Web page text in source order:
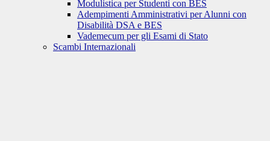
Modulistica per Studenti con BES
Adempimenti Amministrativi per Alunni con
Disabilità DSA e BES
Vademecum per gli Esami di Stato
Scambi Internazionali